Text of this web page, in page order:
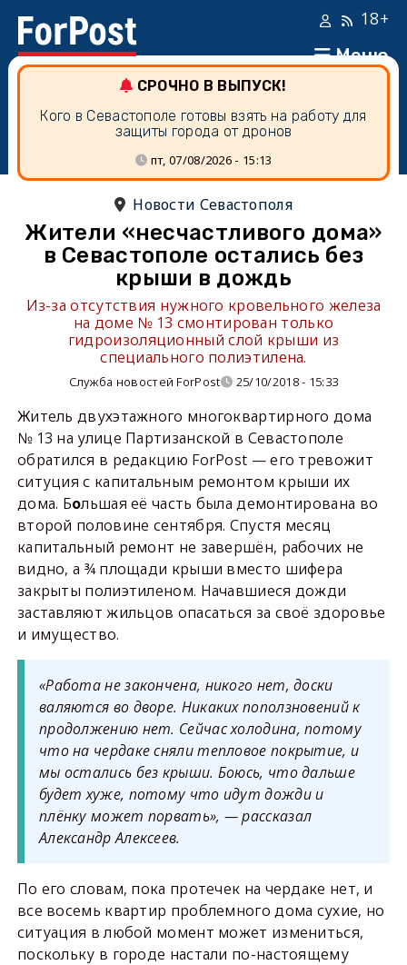
Меню
18+
СРОЧНО В ВЫПУСК!
Кого в Севастополе готовы взять на работу для
защиты города от дронов
пт, 07/08/2026 - 15:13
Новости Севастополя
Жители «несчастливого дома»
в Севастополе остались без
крыши в дождь
Из-за отсутствия нужного кровельного железа
на доме № 13 смонтирован только
гидроизоляционный слой крыши из
специального полиэтилена.
Служба новостей ForPost 25/10/2018 - 15:33
Житель двухэтажного многоквартирного дома
№ 13 на улице Партизанской в Севастополе
обратился в редакцию ForPost — его тревожит
ситуция с капитальным ремонтом крыши их
дома. Большая её часть была демонтирована во
второй половине сентября. Спустя месяц
капитальный ремонт не завершён, рабочих не
видно, а ¾ площади крыши вместо шифера
закрыты полиэтиленом. Начавшиеся дожди
заставляют жильцов опасаться за своё здоровье
и имущество.
«Работа не закончена, никого нет, доски
валяются во дворе. Никаких поползновений к
продолжению нет. Сейчас холодина, потому
что на чердаке сняли тепловое покрытие, и
мы остались без крыши. Боюсь, что дальше
будет хуже, потому что идут дожди и
плёнку может порвать», — рассказал
Александр Алексеев.
По его словам, пока протечек на чердаке нет, и
все восемь квартир проблемного дома сухие, но
ситуация в любой момент может измениться,
поскольку в городе настали по-настоящему